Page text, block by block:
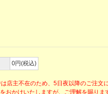
0円(税込)
店主不在のため、5日夜以降のご注文
おかけいたしますが、ご理解を賜り